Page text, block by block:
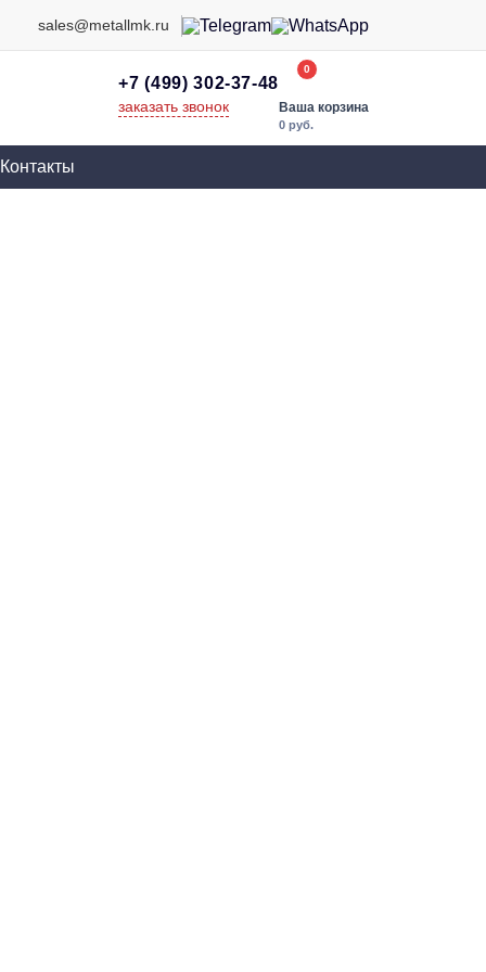
sales@metallmk.ru
+7 (499) 302-37-48
заказать звонок
0
Ваша корзина
0 руб.
Контакты